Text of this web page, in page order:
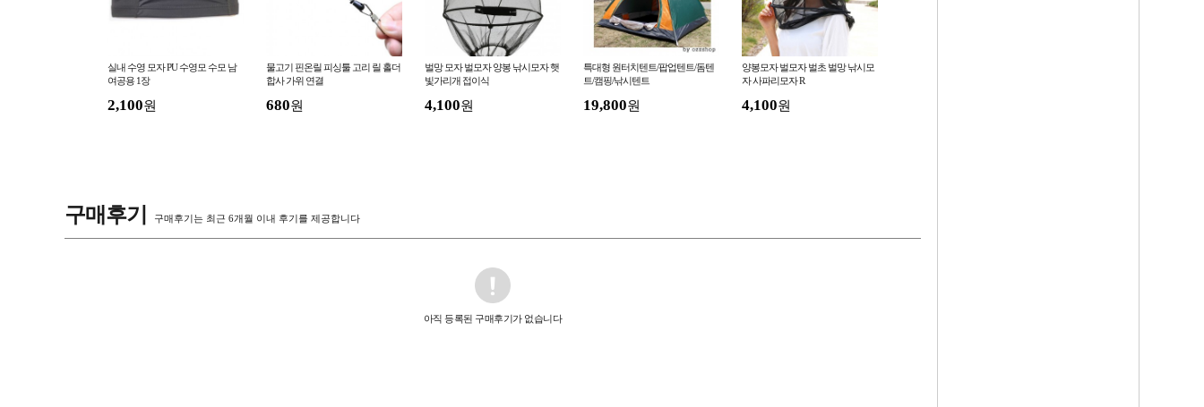
실내 수영 모자 PU 수영모 수모 남
여공용 1장
2,100원
물고기 핀온릴 피싱툴 고리 릴 홀더
합사 가위 연결
680원
벌망 모자 벌모자 양봉 낚시모자 햇
빛가리개 접이식
4,100원
특대형 원터치텐트/팝업텐트/돔텐
트/캠핑/낚시텐트
19,800원
양봉모자 벌모자 벌초 벌망 낚시모
자 사파리모자 R
4,100원
구매후기 구매후기는 최근 6개월 이내 후기를 제공합니다
아직 등록된 구매후기가 없습니다